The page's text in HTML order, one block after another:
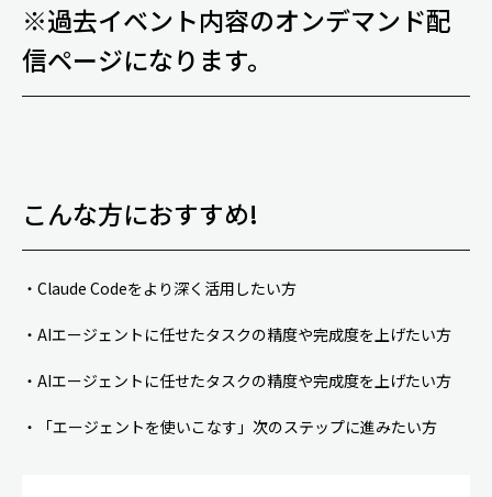
※過去イベント内容のオンデマンド配
信ページになります。
こんな方におすすめ!
・Claude Codeをより深く活用したい方
・AIエージェントに任せたタスクの精度や完成度を上げたい方
・AIエージェントに任せたタスクの精度や完成度を上げたい方
・「エージェントを使いこなす」次のステップに進みたい方